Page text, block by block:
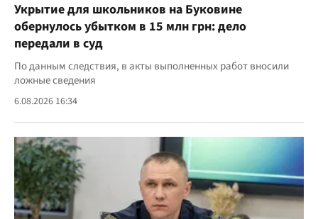
Укрытие для школьников на Буковине
обернулось убытком в 15 млн грн: дело
передали в суд
По данным следствия, в акты выполненных работ вносили
ложные сведения
6.08.2026 16:34